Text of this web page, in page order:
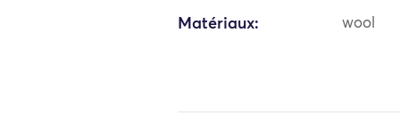
Matériaux: wool